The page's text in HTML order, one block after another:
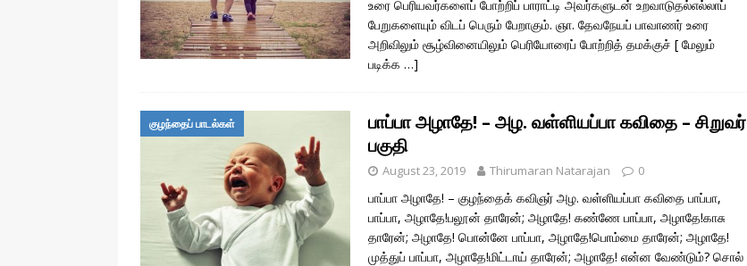
உரை பெரியவர்களைப் போற்றிப் பாராட்டி அவர்களுடன் உறவாடுதல்எல்லாப்
பேறுகளையும் விடப் பெரும் பேறாகும். ஞா. தேவநேயப் பாவாணர் உரை
அறிவிலும் சூழ்வினையிலும் பெரியோரைப் போற்றித் தமக்குச் [ மேலும்
படிக்க …]
குழந்தைப் பாடல்கள்
பாப்பா அழாதே! – அழ. வள்ளியப்பா கவிதை – சிறுவர்
பகுதி
August 23, 2019 Thirumaran Natarajan 0
பாப்பா அழாதே! – குழந்தைக் கவிஞர் அழ. வள்ளியப்பா கவிதை பாப்பா,
பாப்பா, அழாதே!பலூன் தாரேன்; அழாதே! கண்ணே பாப்பா, அழாதே!காசு
தாரேன்; அழாதே! பொன்னே பாப்பா, அழாதே!பொம்மை தாரேன்; அழாதே!
முத்துப் பாப்பா, அழாதே!மிட்டாய் தாரேன்; அழாதே! என்ன வேண்டும்? சொல்